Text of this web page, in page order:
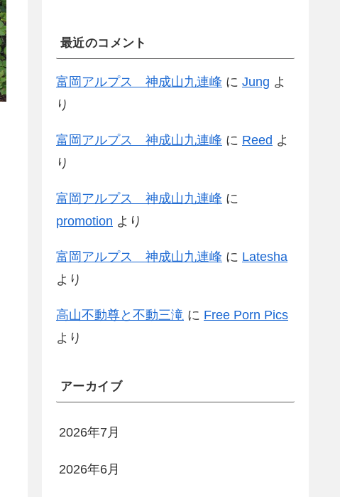
最近のコメント
富岡アルプス 神成山九連峰 に Jung よ
り
富岡アルプス 神成山九連峰 に Reed よ
り
富岡アルプス 神成山九連峰 に
promotion より
富岡アルプス 神成山九連峰 に Latesha
より
高山不動尊と不動三滝 に Free Porn Pics
より
アーカイブ
2026年7月
2026年6月